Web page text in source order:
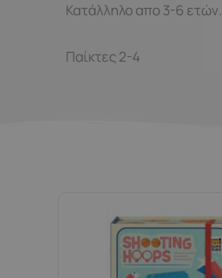
Κατάλληλο απο 3-6 ετών.
Παίκτες 2-4